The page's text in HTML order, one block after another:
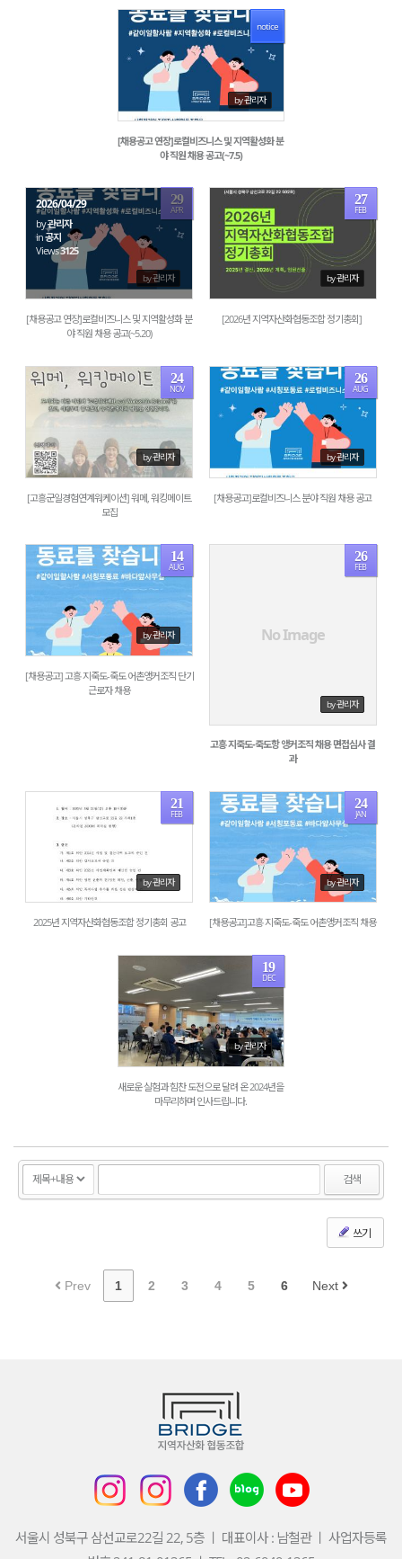
notice
by 관리자
1570
[채용공고 연장]로컬비즈니스 및 지역활성화 분
야 직원 채용 공고(~7.5)
29
APR
by 관리자
2026/04/29
by관리자
in공지
Views3125
[채용공고 연장]로컬비즈니스 및 지역활성화 분
야 직원 채용 공고(~5.20)
27
FEB
by 관리자
1107
[2026년 지역자산화협동조합 정기총회]
24
NOV
by 관리자
[고흥군일경험연계워케이션] 워메, 워킹메이트
모집
26
AUG
by 관리자
1970
[채용공고]로컬비즈니스 분야 직원 채용 공고
14
AUG
by 관리자
2114
[채용공고] 고흥 지죽도-죽도 어촌앵커조직 단기
근로자 채용
No Image
26
FEB
by 관리자
고흥 지죽도-죽도항 앵커조직 채용 면접심사 결
과
21
FEB
by 관리자
1749
2025년 지역자산화협동조합 정기총회 공고
24
JAN
by 관리자
2000
[채용공고]고흥 지죽도-죽도 어촌앵커조직 채용
19
DEC
by 관리자
1524
새로운 실험과 힘찬 도전으로 달려 온 2024년을
마무리하며 인사드립니다.
검색
쓰기
Prev 1 2 3 4 5 6 Next
서울시 성북구 삼선교로22길 22, 5층 ㅣ 대표이사 : 남철관 ㅣ 사업자등록